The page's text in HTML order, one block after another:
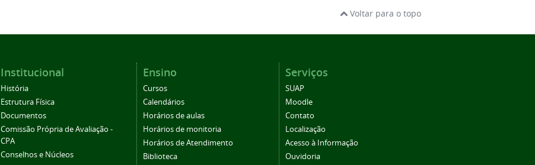
Voltar para o topo
Institucional
História
Estrutura Física
Documentos
Comissão Própria de Avaliação -
CPA
Conselhos e Núcleos
Ensino
Cursos
Calendários
Horários de aulas
Horários de monitoria
Horários de Atendimento
Biblioteca
Serviços
SUAP
Moodle
Contato
Localização
Acesso à Informação
Ouvidoria